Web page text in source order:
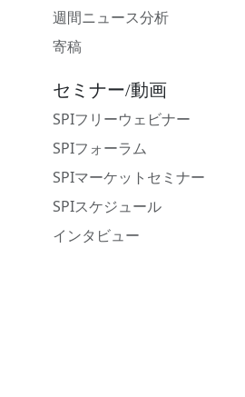
週間ニュース分析
寄稿
セミナー/動画
SPIフリーウェビナー
SPIフォーラム
SPIマーケットセミナー
SPIスケジュール
インタビュー